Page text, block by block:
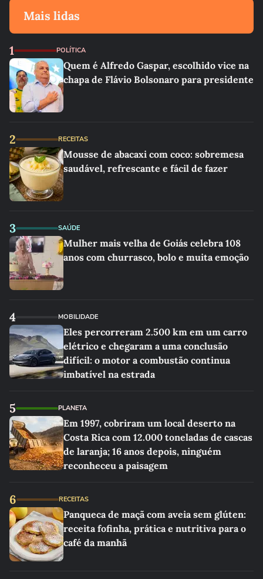
Mais lidas
1 POLÍTICA
Quem é Alfredo Gaspar, escolhido vice na
chapa de Flávio Bolsonaro para presidente
2 RECEITAS
Mousse de abacaxi com coco: sobremesa
saudável, refrescante e fácil de fazer
3 SAÚDE
Mulher mais velha de Goiás celebra 108
anos com churrasco, bolo e muita emoção
4 MOBILIDADE
Eles percorreram 2.500 km em um carro
elétrico e chegaram a uma conclusão
difícil: o motor a combustão continua
imbatível na estrada
5 PLANETA
Em 1997, cobriram um local deserto na
Costa Rica com 12.000 toneladas de cascas
de laranja; 16 anos depois, ninguém
reconheceu a paisagem
6 RECEITAS
Panqueca de maçã com aveia sem glúten:
receita fofinha, prática e nutritiva para o
café da manhã